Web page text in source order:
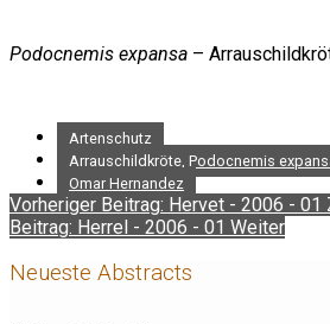
Podocnemis expansa –
Artenschutz
Arrauschildkröte, Podocnemis
Omar Hernandez
Vorheriger Beitrag: Hervet - 2006 - 01
Beitrag: Herrel - 2006 - 01 Weiter
Neueste Abstracts